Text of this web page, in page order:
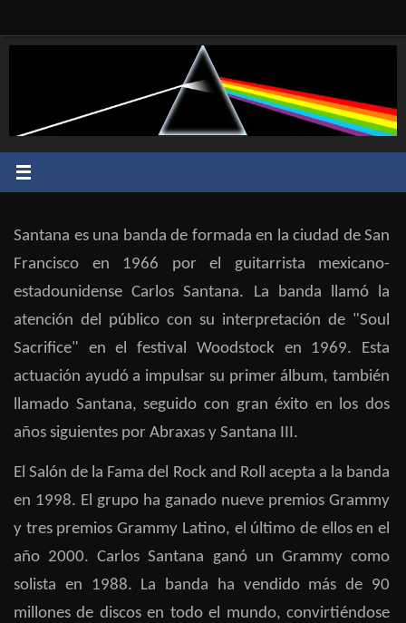
contenido
Santana es una banda de formada en la ciudad de San
Francisco en 1966 por el guitarrista mexicano-
estadounidense Carlos Santana. La banda llamó la
atención del público con su interpretación de "Soul
Sacrifice" en el festival Woodstock en 1969. Esta
actuación ayudó a impulsar su primer álbum, también
llamado Santana, seguido con gran éxito en los dos
años siguientes por Abraxas y Santana III.
El Salón de la Fama del Rock and Roll acepta a la banda
en 1998.​ El grupo ha ganado nueve premios Grammy
y tres premios Grammy Latino, el último de ellos en el
año 2000. Carlos Santana ganó un Grammy como
solista en 1988. La banda ha vendido más de 90
millones de discos en todo el mundo, convirtiéndose